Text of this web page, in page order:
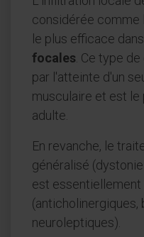
considérée comme
le plus efficace
focales . Ce type
par l'atteinte d'un
musculaire et est le
adulte.
En revanche, le
généralisé
est
(anticholinergiques,
neuroleptiques).